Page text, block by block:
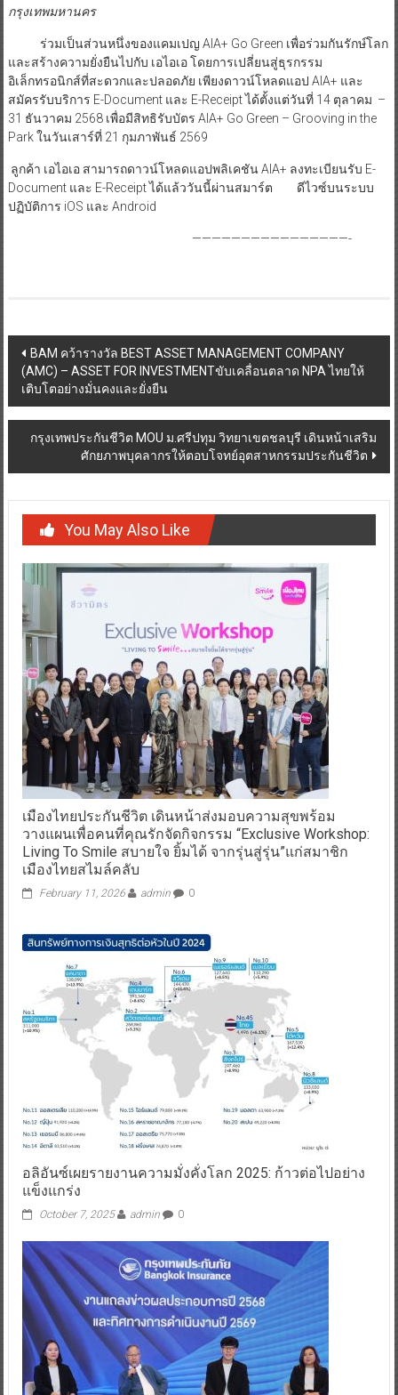
กรุงเทพมหานคร
ร่วมเป็นส่วนหนึ่งของแคมเปญ AIA+ Go Green เพื่อร่วมกันรักษ์โลก
และสร้างความยั่งยืนไปกับ เอไอเอ โดยการเปลี่ยนสู่ธุรกรรม
อิเล็กทรอนิกส์ที่สะดวกและปลอดภัย เพียงดาวน์โหลดแอป AIA+ และ
สมัครรับบริการ E-Document และ E-Receipt ได้ตั้งแต่วันที่ 14 ตุลาคม –
31 ธันวาคม 2568 เพื่อมีสิทธิรับบัตร AIA+ Go Green – Grooving in the
Park ในวันเสาร์ที่ 21 กุมภาพันธ์ 2569
ลูกค้า เอไอเอ สามารถดาวน์โหลดแอปพลิเคชัน AIA+ ลงทะเบียนรับ E-
Document และ E-Receipt ได้แล้ววันนี้ผ่านสมาร์ต ดีไวซ์บนระบบ
ปฏิบัติการ iOS และ Android
————————————————-
Post
navigation
BAM คว้ารางวัล BEST ASSET MANAGEMENT COMPANY
(AMC) – ASSET FOR INVESTMENTขับเคลื่อนตลาด NPA ไทยให้
เติบโตอย่างมั่นคงและยั่งยืน
กรุงเทพประกันชีวิต MOU ม.ศรีปทุม วิทยาเขตชลบุรี เดินหน้าเสริม
ศักยภาพบุคลากรให้ตอบโจทย์อุตสาหกรรมประกันชีวิต
You May Also Like
เมืองไทยประกันชีวิต เดินหน้าส่งมอบความสุขพร้อม
วางแผนเพื่อคนที่คุณรักจัดกิจกรรม “Exclusive Workshop:
Living To Smile สบายใจ ยิ้มได้ จากรุ่นสู่รุ่น”แก่สมาชิก
เมืองไทยสไมล์คลับ
February 11, 2026 admin 0
อลิอันซ์เผยรายงานความมั่งคั่งโลก 2025: ก้าวต่อไปอย่าง
แข็งแกร่ง
October 7, 2025 admin 0